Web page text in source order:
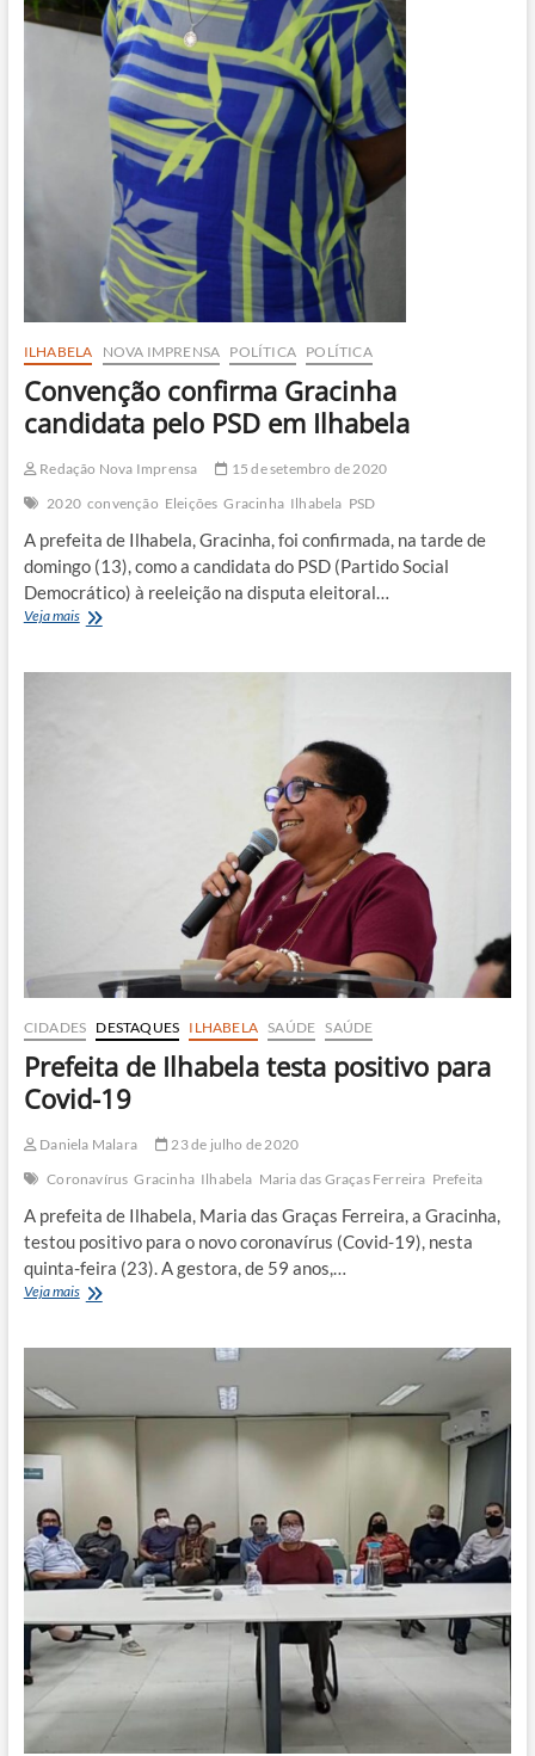
ILHABELA NOVA IMPRENSA POLÍTICA POLÍTICA
Convenção confirma Gracinha
candidata pelo PSD em Ilhabela
Redação Nova Imprensa
15 de setembro de 2020
2020 convenção Eleições Gracinha Ilhabela PSD
A prefeita de Ilhabela, Gracinha, foi confirmada, na tarde de
domingo (13), como a candidata do PSD (Partido Social
Democrático) à reeleição na disputa eleitoral…
Veja maisConvenção
CIDADES DESTAQUES ILHABELA SAÚDE SAÚDE
Prefeita de Ilhabela testa positivo para
Covid-19
Daniela Malara
23 de julho de 2020
Coronavírus Gracinha Ilhabela Maria das Graças Ferreira Prefeita
A prefeita de Ilhabela, Maria das Graças Ferreira, a Gracinha,
testou positivo para o novo coronavírus (Covid-19), nesta
quinta-feira (23). A gestora, de 59 anos,…
Veja maisPrefeita
Covid-
19